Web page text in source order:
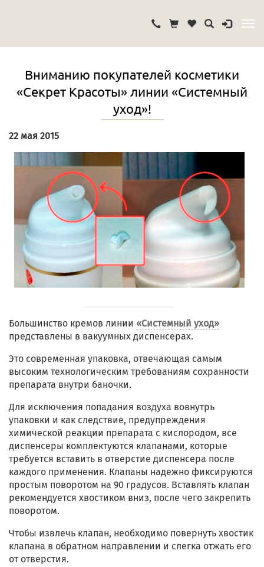
Вниманию покупателей косметики
«Секрет Красоты» линии «Системный
уход»!
22 мая 2015
Большинство кремов линии «Системный уход»
представлены в вакуумных диспенсерах.
Это современная упаковка, отвечающая самым
высоким технологическим требованиям сохранности
препарата внутри баночки.
Для исключения попадания воздуха вовнутрь
упаковки и как следствие, предупреждения
химической реакции препарата с кислородом, все
диспенсеры комплектуются клапанами, которые
требуется вставить в отверстие диспенсера после
каждого применения. Клапаны надежно фиксируются
простым поворотом на 90 градусов. Вставлять клапан
рекомендуется хвостиком вниз, после чего закрепить
поворотом.
Чтобы извлечь клапан, необходимо повернуть хвостик
клапана в обратном направлении и слегка отжать его
от отверстия.